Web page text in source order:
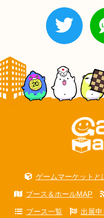
ゲームマーケットと
ブース＆ホールMAP
ブース一覧 出展